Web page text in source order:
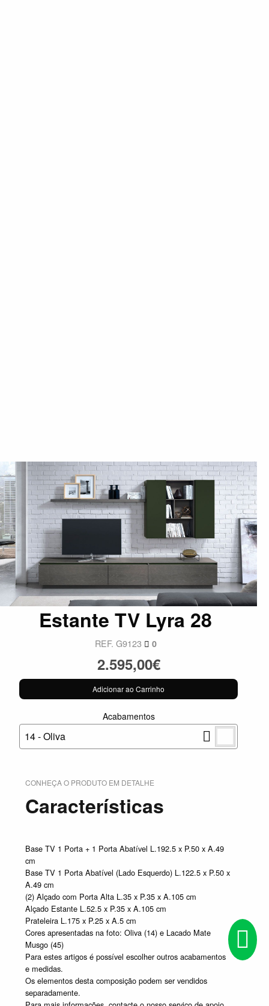
Estante TV Lyra 28
REF. G9123 0
2.595,00€
Adicionar ao Carrinho
Acabamentos
14 - Oliva
CONHEÇA O PRODUTO EM DETALHE
Características
Base TV 1 Porta + 1 Porta Abatível L.192.5 x P.50 x A.49
cm
Base TV 1 Porta Abatível (Lado Esquerdo) L.122.5 x P.50 x
A.49 cm
(2) Alçado com Porta Alta L.35 x P.35 x A.105 cm
Alçado Estante L.52.5 x P.35 x A.105 cm
Prateleira L.175 x P.25 x A.5 cm
Cores apresentadas na foto: Oliva (14) e Lacado Mate
Musgo (45)
Para estes artigos é possível escolher outros acabamentos
e medidas.
Os elementos desta composição podem ser vendidos
separadamente.